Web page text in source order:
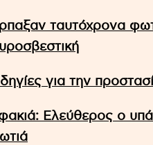
ταυτόχρονα
για την
Ελεύθερος ο